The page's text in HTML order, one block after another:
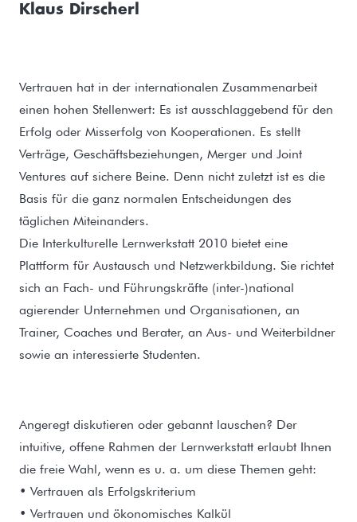
Klaus Dirscherl
Vertrauen hat in der internationalen Zusammenarbeit
einen hohen Stellenwert: Es ist ausschlaggebend für den
Erfolg oder Misserfolg von Kooperationen. Es stellt
Verträge, Geschäftsbeziehungen, Merger und Joint
Ventures auf sichere Beine. Denn nicht zuletzt ist es die
Basis für die ganz normalen Entscheidungen des
täglichen Miteinanders.
Die Interkulturelle Lernwerkstatt 2010 bietet eine
Plattform für Austausch und Netzwerkbildung. Sie richtet
sich an Fach- und Führungskräfte (inter-)national
agierender Unternehmen und Organisationen, an
Trainer, Coaches und Berater, an Aus- und Weiterbildner
sowie an interessierte Studenten.
Angeregt diskutieren oder gebannt lauschen? Der
intuitive, offene Rahmen der Lernwerkstatt erlaubt Ihnen
die freie Wahl, wenn es u. a. um diese Themen geht:
• Vertrauen als Erfolgskriterium
• Vertrauen und ökonomisches Kalkül